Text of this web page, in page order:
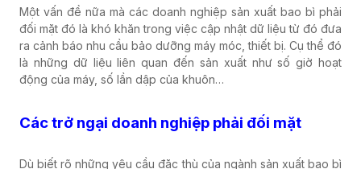
Một vấn đề nữa mà các doanh nghiệp sản xuất bao bì phải
đối mặt đó là khó khăn trong việc cập nhật dữ liệu từ đó đưa
ra cảnh báo nhu cầu bảo dưỡng máy móc, thiết bị. Cụ thể đó
là những dữ liệu liên quan đến sản xuất như số giờ hoạt
động của máy, số lần dập của khuôn…
Các trở ngại doanh nghiệp phải đối mặt
Dù biết rõ những yêu cầu đặc thù của ngành sản xuất bao bì